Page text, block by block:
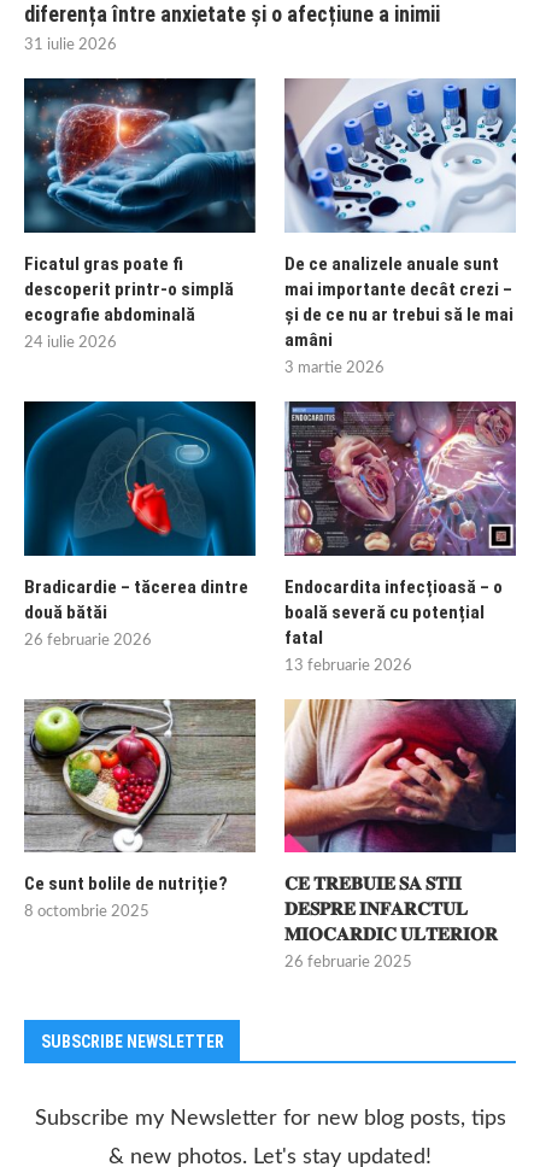
diferența între anxietate și o afecțiune a inimii
31 iulie 2026
Ficatul gras poate fi
descoperit printr-o simplă
ecografie abdominală
24 iulie 2026
De ce analizele anuale sunt
mai importante decât crezi –
și de ce nu ar trebui să le mai
amâni
3 martie 2026
Bradicardie – tăcerea dintre
două bătăi
26 februarie 2026
Endocardita infecțioasă – o
boală severă cu potențial
fatal
13 februarie 2026
Ce sunt bolile de nutriție?
8 octombrie 2025
𝐂𝐄 𝐓𝐑𝐄𝐁𝐔𝐈𝐄 𝐒𝐀 𝐒𝐓𝐈𝐈
𝐃𝐄𝐒𝐏𝐑𝐄 𝐈𝐍𝐅𝐀𝐑𝐂𝐓𝐔𝐋
𝐌𝐈𝐎𝐂𝐀𝐑𝐃𝐈𝐂 𝐔𝐋𝐓𝐄𝐑𝐈𝐎𝐑
26 februarie 2025
SUBSCRIBE NEWSLETTER
Subscribe my Newsletter for new blog posts, tips
& new photos. Let's stay updated!